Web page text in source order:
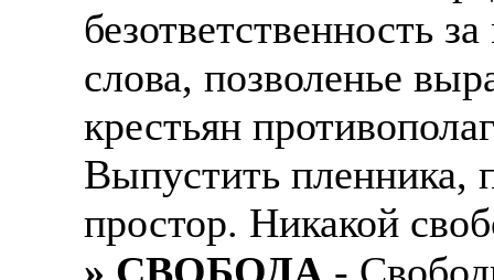
безответственность
слова, позволенье
крестьян
Выпустить пленника,
простор. Никакой